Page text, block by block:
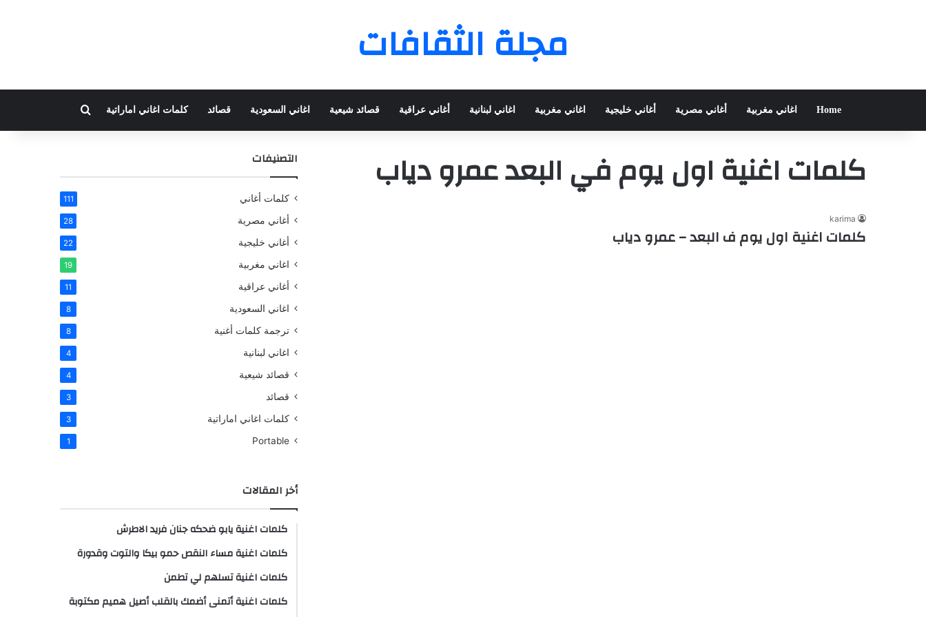
مجلة الثقافات
Home اغاني مغربية أغاني مصرية أغاني خليجية اغاني مغربية اغاني لبنانية أغاني عراقية قصائد شيعية اغاني السعودية قصائد كلمات اغاني اماراتية
كلمات اغنية اول يوم في البعد عمرو دياب
karima
كلمات اغنية اول يوم ف البعد – عمرو دياب
التصنيفات
كلمات أغاني 111
أغاني مصرية 28
أغاني خليجية 22
اغاني مغربية 19
أغاني عراقية 11
اغاني السعودية 8
ترجمة كلمات أغنية 8
اغاني لبنانية 4
قصائد شيعية 4
قصائد 3
كلمات اغاني اماراتية 3
Portable
1
أخر المقالات
كلمات اغنية يابو ضحكه جنان فريد الاطرش
كلمات اغنية مساء النقص حمو بيكا والتوت وقدورة
كلمات اغنية تسلهم لي تطمن
كلمات اغنية أتمنى أضمك بالقلب أصيل هميم مكتوبة